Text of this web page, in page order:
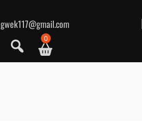
gwek117@gmail.com
0